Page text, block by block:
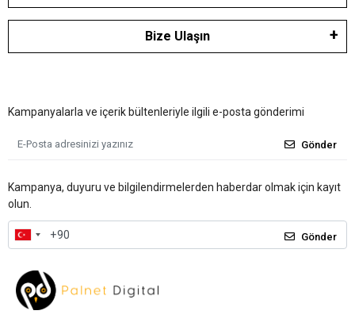
Bize Ulaşın
Kampanyalarla ve içerik bültenleriyle ilgili e-posta gönderimi
Gönder
Kampanya, duyuru ve bilgilendirmelerden haberdar olmak için kayıt
olun.
Gönder